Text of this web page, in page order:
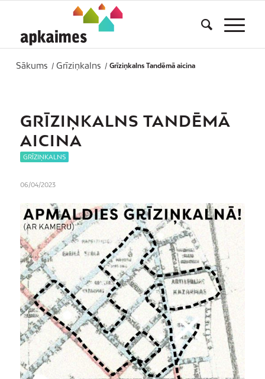
Sākums / Grīziņkalns / Grīziņkalns Tandēmā aicina
GRĪZIŅKALNS TANDĒMĀ
AICINA
GRĪZIŅKALNS
06/04/2023